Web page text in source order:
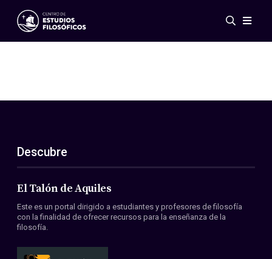
Eventos
ES
EN
Acerca de nosotros
Miembros
Convenios
Descubre
El Talón de Aquiles
Este es un portal dirigido a estudiantes y profesores de filosofía
con la finalidad de ofrecer recursos para la enseñanza de la
filosofía.